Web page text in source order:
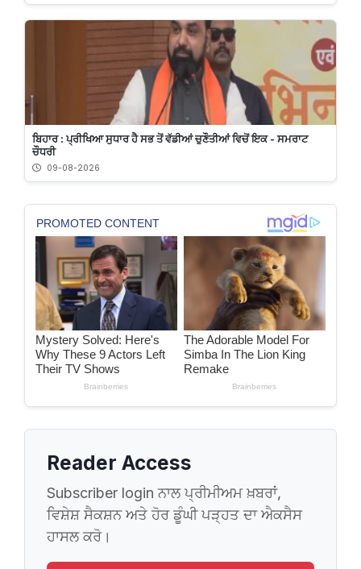
ਬਿਹਾਰ : ਪ੍ਰੀਖਿਆ ਸੁਧਾਰ ਹੈ ਸਭ ਤੋਂ ਵੱਡੀਆਂ ਚੁਣੌਤੀਆਂ ਵਿਚੋਂ ਇਕ - ਸਮਰਾਟ
ਚੌਧਰੀ
09-08-2026
Reader Access
Subscriber login ਨਾਲ ਪ੍ਰੀਮੀਅਮ ਖ਼ਬਰਾਂ,
ਵਿਸ਼ੇਸ਼ ਸੈਕਸ਼ਨ ਅਤੇ ਹੋਰ ਡੂੰਘੀ ਪੜ੍ਹਤ ਦਾ ਐਕਸੈਸ
ਹਾਸਲ ਕਰੋ।